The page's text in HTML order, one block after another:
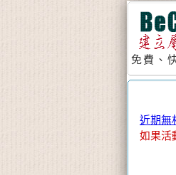
免費、
近期無
如果活